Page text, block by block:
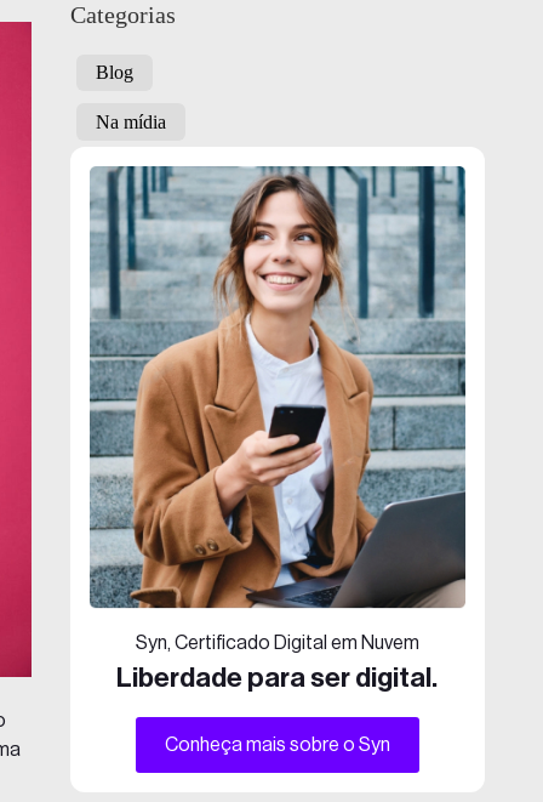
Categorias
Blog
Na mídia
Syn, Certificado Digital em Nuvem
Liberdade para ser digital.
Conheça mais sobre o Syn